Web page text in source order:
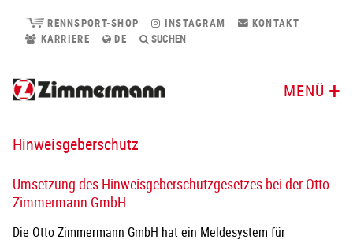
RENNSPORT-SHOP INSTAGRAM
KONTAKT
KARRIERE
DE SUCHEN
MENÜ
Hinweisgeberschutz
Umsetzung des Hinweisgeberschutzgesetzes bei der Otto
Zimmermann GmbH
Die Otto Zimmermann GmbH hat ein Meldesystem für